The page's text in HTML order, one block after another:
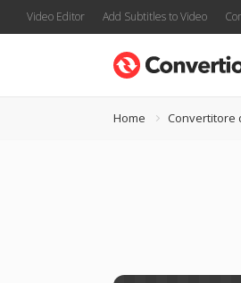
Video Editor Add Subtitles to Video
Home Convertitore